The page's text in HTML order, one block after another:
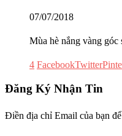
07/07/2018
Mùa hè nắng vàng
4 FacebookTwitter
Đăng Ký Nhận Tin
Điền địa chỉ Email của bạn